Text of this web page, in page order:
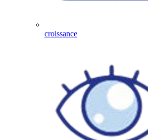
croissance